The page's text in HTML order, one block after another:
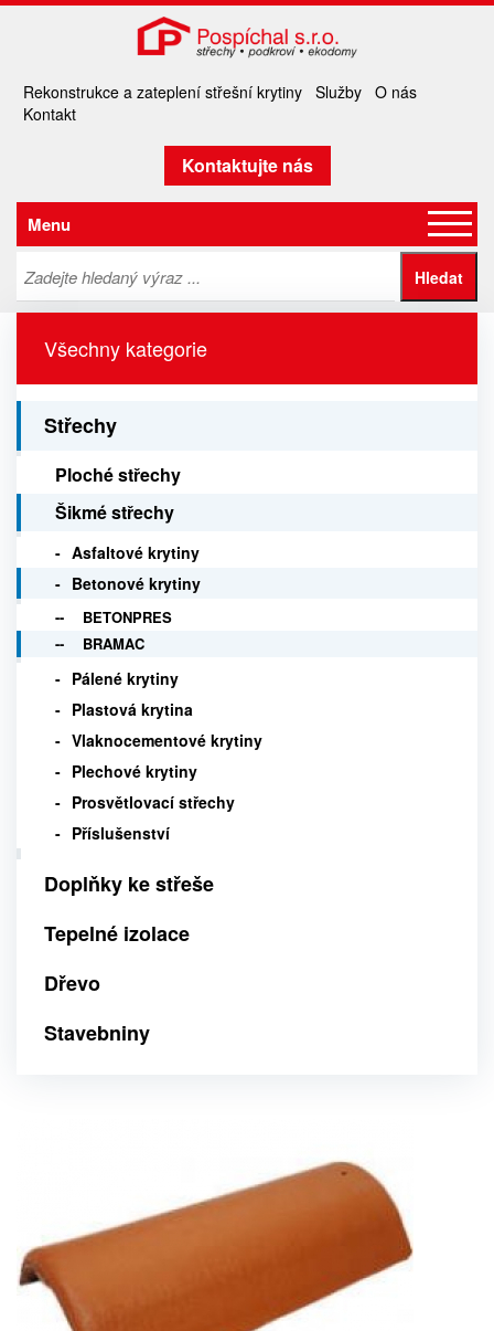
Rekonstrukce a zateplení střešní krytiny Služby O nás
Kontakt
Kontaktujte nás
Menu
Všechny kategorie
Střechy
Ploché střechy
Šikmé střechy
Asfaltové krytiny
Betonové krytiny
BETONPRES
BRAMAC
Pálené krytiny
Plastová krytina
Vlaknocementové krytiny
Plechové krytiny
Prosvětlovací střechy
Příslušenství
Doplňky ke střeše
Tepelné izolace
Dřevo
Stavebniny